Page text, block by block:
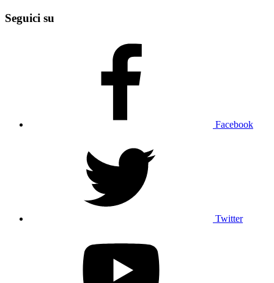
Seguici su
Facebook
Twitter